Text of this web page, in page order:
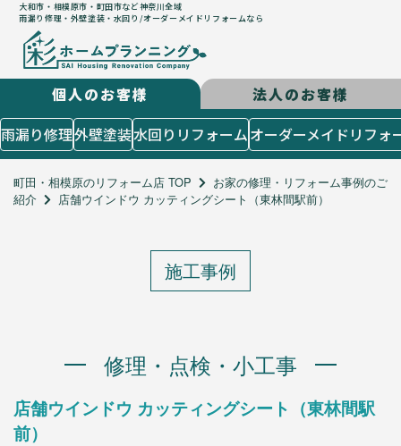
大和市・相模原市・町田市など神奈川全域
雨漏り修理・外壁塗装・水回り/オーダーメイドリフォームなら
はじめての方
５つのコンセプト
施工までの流れ
よくあるご質問
オーダーメイドリフォーム
店舗設計造作・出店サポート
入居前マンション全面修繕
個人のお客様
法人のお客様
雨漏り修理外壁塗装水回りリフォームオーダーメイドリフォ
町田・相模原のリフォーム店 TOP
お家の修理・リフォーム事例のご
紹介
店舗ウインドウ カッティングシート（東林間駅前）
施工事例
修理・点検・小工事
店舗ウインドウ カッティングシート（東林間駅
前）